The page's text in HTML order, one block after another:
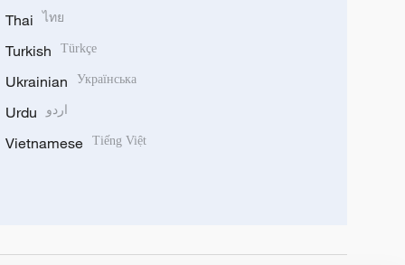
Thai ไทย
Turkish Türkçe
Ukrainian Українська
Urdu اردو
Vietnamese Tiếng Việt